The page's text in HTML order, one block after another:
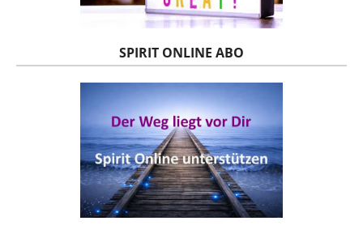
SPIRIT ONLINE ABO